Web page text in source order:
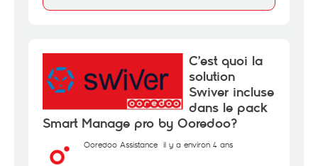
C’est quoi la
solution
Swiver incluse
dans le pack
Smart Manage pro by Ooredoo?
Ooredoo Assistance il y a environ 4 ans